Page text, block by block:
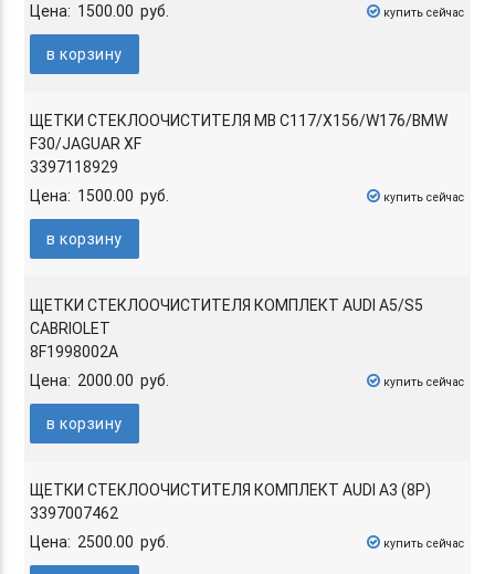
Цена: 1500.00 руб.
купить сейчас
в корзину
ЩЕТКИ СТЕКЛООЧИСТИТЕЛЯ MB C117/X156/W176/BMW
F30/JAGUAR XF
3397118929
Цена: 1500.00 руб.
купить сейчас
в корзину
ЩЕТКИ СТЕКЛООЧИСТИТЕЛЯ КОМПЛЕКТ AUDI A5/S5
CABRIOLET
8F1998002A
Цена: 2000.00 руб.
купить сейчас
в корзину
ЩЕТКИ СТЕКЛООЧИСТИТЕЛЯ КОМПЛЕКТ AUDI A3 (8P)
3397007462
Цена: 2500.00 руб.
купить сейчас